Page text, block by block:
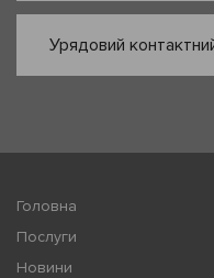
Урядовий
Головна
Послуги
Новини